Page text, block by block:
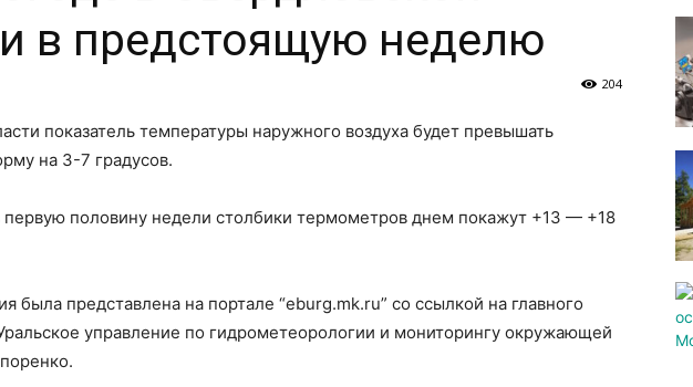
в предстоящую неделю
204
показатель температуры наружного воздуха будет превышать
на 3-7 градусов.
первую половину недели столбики термометров днем покажут +13 — +18
была представлена на портале “eburg.mk.ru” со ссылкой на главного
управление по гидрометеорологии и мониторингу окружающей